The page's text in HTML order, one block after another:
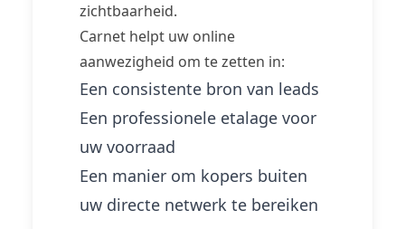
zichtbaarheid.
Carnet helpt uw online
aanwezigheid om te zetten in:
Een consistente bron van leads
Een professionele etalage voor
uw voorraad
Een manier om kopers buiten
uw directe netwerk te bereiken